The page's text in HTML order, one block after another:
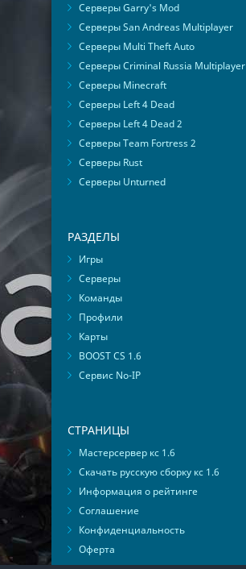
Серверы Garry's Mod
Серверы San Andreas Multiplayer
Серверы Multi Theft Auto
Серверы Criminal Russia Multiplayer
Серверы Minecraft
Серверы Left 4 Dead
Серверы Left 4 Dead 2
Серверы Team Fortress 2
Серверы Rust
Серверы Unturned
РАЗДЕЛЫ
Игры
Серверы
Команды
Профили
Карты
BOOST CS 1.6
Сервис No-IP
СТРАНИЦЫ
Мастерсервер кс 1.6
Скачать русскую сборку кс 1.6
Информация о рейтинге
Соглашение
Конфиденциальность
Оферта